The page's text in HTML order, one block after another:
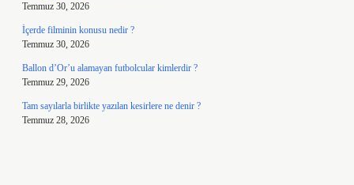
Temmuz 30, 2026
İçerde filminin konusu nedir ?
Temmuz 30, 2026
Ballon d’Or’u alamayan futbolcular kimlerdir ?
Temmuz 29, 2026
Tam sayılarla birlikte yazılan kesirlere ne denir ?
Temmuz 28, 2026